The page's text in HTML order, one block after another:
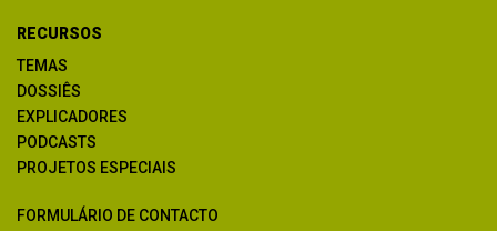
RECURSOS
TEMAS
DOSSIÊS
EXPLICADORES
PODCASTS
PROJETOS ESPECIAIS
FORMULÁRIO DE CONTACTO